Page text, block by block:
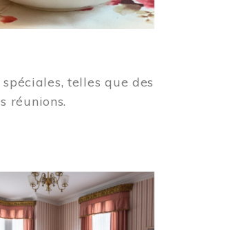
telles que des
réunions.